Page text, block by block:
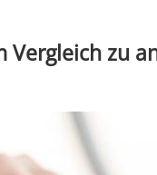
Vergleich zu